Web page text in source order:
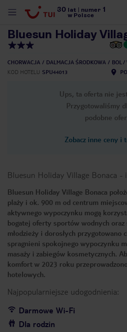
30 lat numer 1
w Polsce
Bluesun Holiday
CHORWACJA DALMACJA ŚRODKOWA
BOL /
KOD HOTELU SPU44013
Ups, ta oferta nie
Przygotowaliśmy
podobne
Zobacz inne ceny i
Bluesun Holiday Village Bonaca -
Bluesun Holiday Village Bonaca
plaży i ok. 900 m od centrum
aktywnego wypoczynku mogą
bogatej oferty sportów wodnych oraz
młodzieży i dorosłych przygotowano
spragnieni spokojnego wypoczynku
masaży i zabiegów kosmetycznych.
komfort w 2023 roku
hotelowych.
Najpopularniejsze udogodnienia:
Darmowe Wi-Fi
Dla rodzin